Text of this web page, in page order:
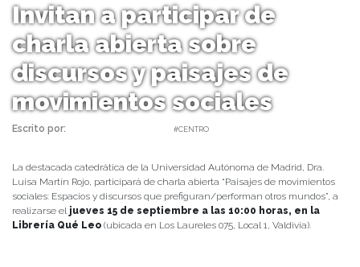
Invitan a participar de
charla abierta sobre
discursos y paisajes de
movimientos sociales
Escrito por: #CENTRO
La destacada catedrática de la Universidad Autónoma de Madrid, Dra.
Luisa Martín Rojo, participará de charla abierta “Paisajes de movimientos
sociales: Espacios y discursos que prefiguran/performan otros mundos”, a
realizarse el jueves 15 de septiembre a las 10:00 horas, en la
Librería Qué Leo (ubicada en Los Laureles 075, Local 1, Valdivia).